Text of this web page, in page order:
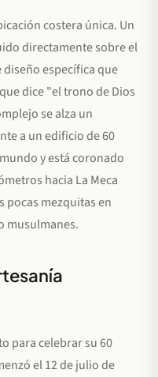
costera única. Un
directamente sobre el
específica que
dice "el trono de Dios
se alza un
a un edificio de 60
y está coronado
hacia La Meca
pocas mezquitas en
musulmanes.
para celebrar su 60
el 12 de julio de